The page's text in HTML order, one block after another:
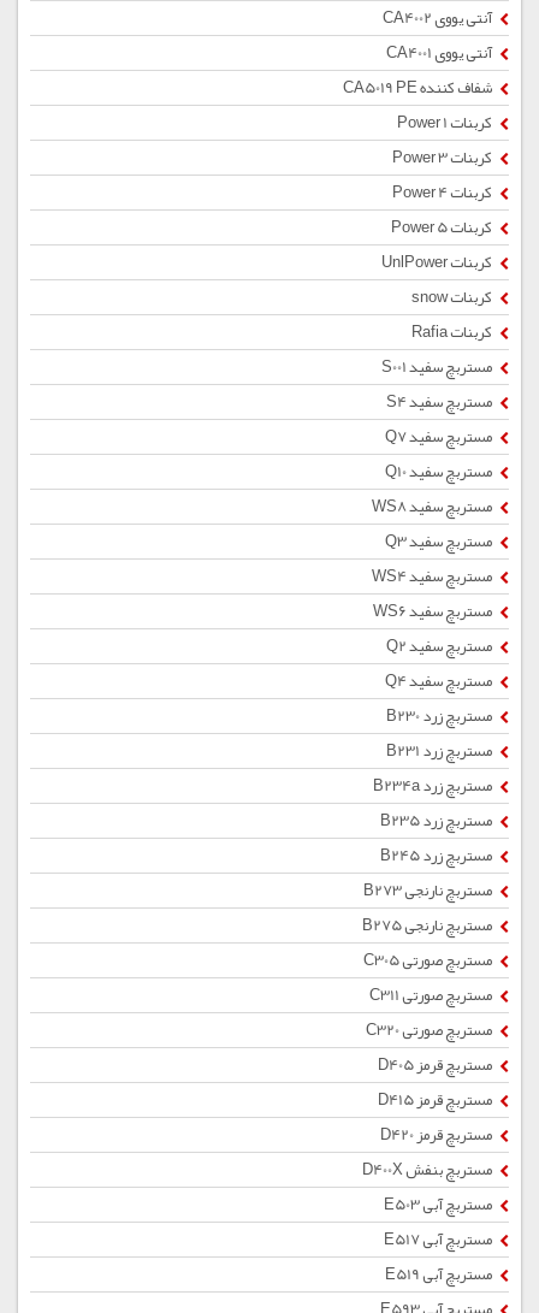
آنتی یووی CA4002
آنتی یووی CA4001
شفاف کننده CA5019 PE
کربنات Power 1
کربنات Power 3
کربنات Power 4
کربنات Power 5
کربنات UnlPower
کربنات snow
کربنات Rafia
مستربچ سفید S001
مستربچ سفید S4
مستربچ سفید Q7
مستربچ سفید Q10
مستربچ سفید WS8
مستربچ سفید Q3
مستربچ سفید WS4
مستربچ سفید WS6
مستربچ سفید Q2
مستربچ سفید Q4
مستربچ زرد B230
مستربچ زرد B231
مستربچ زرد B234a
مستربچ زرد B235
مستربچ زرد B245
مستربچ نارنجی B273
مستربچ نارنجی B275
مستربچ صورتی C305
مستربچ صورتی C311
مستربچ صورتی C320
مستربچ قرمز D405
مستربچ قرمز D415
مستربچ قرمز D420
مستربچ بنفش D400X
مستربچ آبی E503
مستربچ آبی E517
مستربچ آبی E519